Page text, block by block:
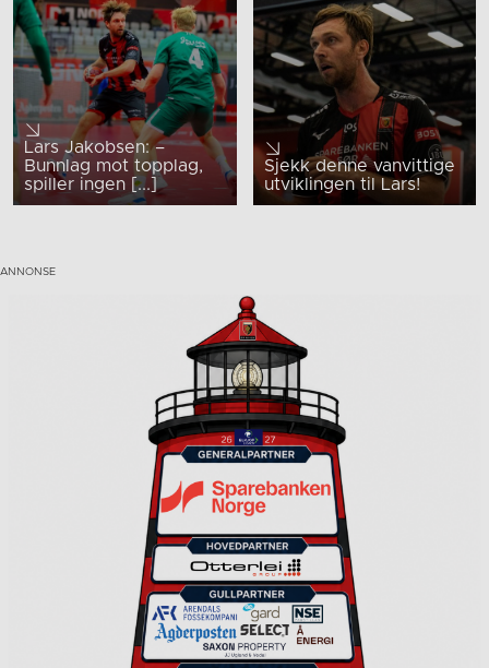
Lars Jakobsen: –
Bunnlag mot topplag,
spiller ingen [...]
Sjekk denne vanvittige
utviklingen til Lars!